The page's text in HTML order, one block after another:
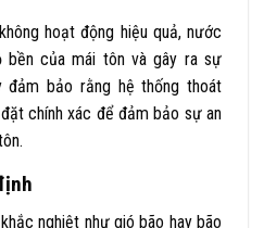
hoạt động hiệu quả, nước
bền của mái tôn và gây ra sự
bảo rằng hệ thống thoát
chính xác để đảm bảo sự an
nghiệt như gió bão hay bão